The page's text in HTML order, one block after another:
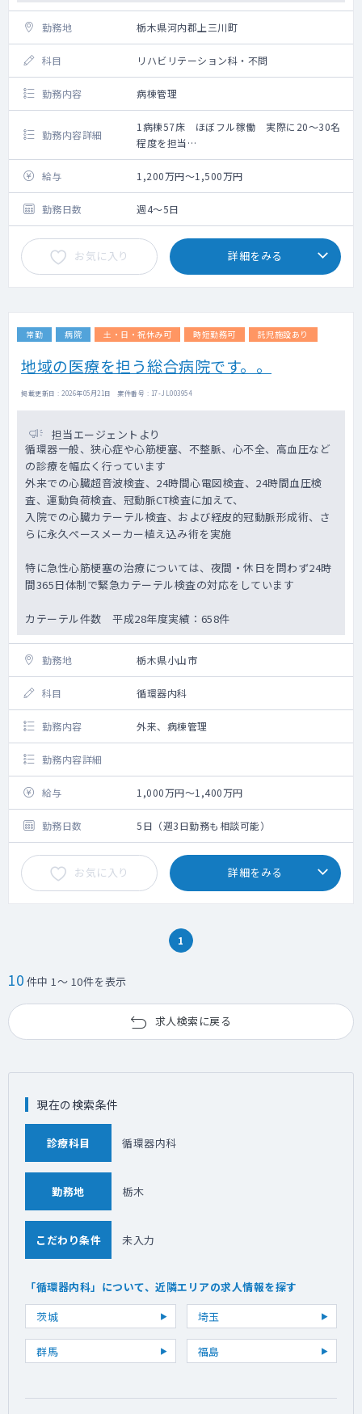
勤務地 栃木県河内郡上三川町
科目 リハビリテーション科・不問
勤務内容 病棟管理
勤務内容詳細
1病棟57床 ほぼフル稼働 実際に20～30名
程度を担当
救急搬入数：0～3台/日
手術数：約1800件／年
回診は1～2回/日
給与 1,200万円～1,500万円
勤務日数 週4～5日
お気に入り 詳細をみる
常勤 病院 土・日・祝休み可 時短勤務可 託児施設あり
地域の医療を担う総合病院です。。
掲載更新日 : 2026年05月21日 案件番号 : 17-JL003954
担当エージェントより
循環器一般、狭心症や心筋梗塞、不整脈、心不全、高血圧など
の診療を幅広く行っています
外来での心臓超音波検査、24時間心電図検査、24時間血圧検
査、運動負荷検査、冠動脈CT検査に加えて、
入院での心臓カテーテル検査、および経皮的冠動脈形成術、さ
らに永久ぺースメーカー植え込み術を実施
特に急性心筋梗塞の治療については、夜間・休日を問わず24時
間365日体制で緊急カテーテル検査の対応をしています
カテーテル件数 平成28年度実績：658件
勤務地 栃木県小山市
科目 循環器内科
勤務内容 外来、病棟管理
勤務内容詳細
給与 1,000万円～1,400万円
勤務日数 5日（週3日勤務も相談可能）
お気に入り 詳細をみる
1
10 件中 1～ 10件を表示
求人検索に戻る
現在の検索条件
診療科目 循環器内科
勤務地 栃木
こだわり条件 未入力
「循環器内科」について、近隣エリアの求人情報を探す
茨城
埼玉
群馬 福島